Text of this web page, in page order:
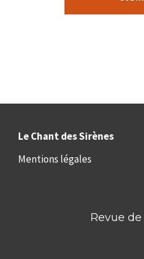
Le Chant des Sirènes
Mentions légales
Revue